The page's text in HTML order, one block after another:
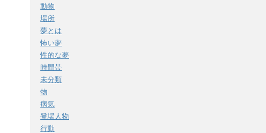
動物
場所
夢とは
怖い夢
性的な夢
時間帯
未分類
物
病気
登場人物
行動